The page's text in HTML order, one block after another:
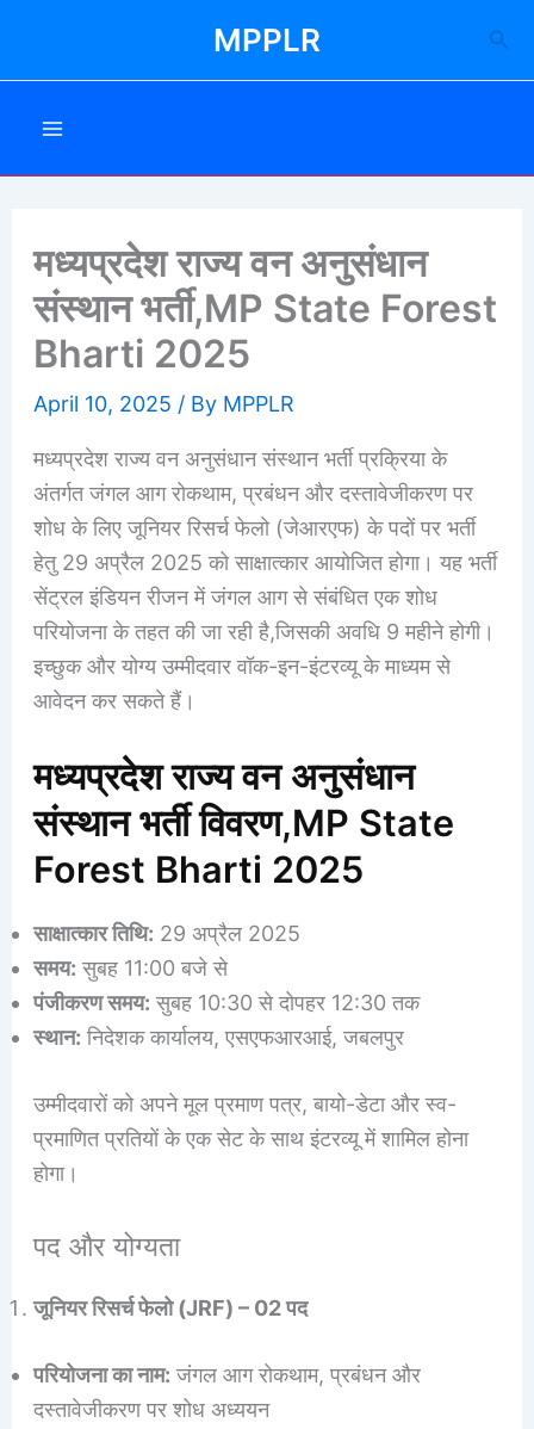
content
MPPLR
मध्यप्रदेश राज्य वन अनुसंधान
संस्थान भर्ती,MP State Forest
Bharti 2025
April 10, 2025 / By MPPLR
मध्यप्रदेश राज्य वन अनुसंधान संस्थान भर्ती प्रक्रिया के
अंतर्गत जंगल आग रोकथाम, प्रबंधन और दस्तावेजीकरण पर
शोध के लिए जूनियर रिसर्च फेलो (जेआरएफ) के पदों पर भर्ती
हेतु 29 अप्रैल 2025 को साक्षात्कार आयोजित होगा। यह भर्ती
सेंट्रल इंडियन रीजन में जंगल आग से संबंधित एक शोध
परियोजना के तहत की जा रही है,जिसकी अवधि 9 महीने होगी।
इच्छुक और योग्य उम्मीदवार वॉक-इन-इंटरव्यू के माध्यम से
आवेदन कर सकते हैं।
मध्यप्रदेश राज्य वन अनुसंधान
संस्थान भर्ती विवरण,MP State
Forest Bharti 2025
साक्षात्कार तिथि: 29 अप्रैल 2025
समय: सुबह 11:00 बजे से
पंजीकरण समय: सुबह 10:30 से दोपहर 12:30 तक
स्थान: निदेशक कार्यालय, एसएफआरआई, जबलपुर
उम्मीदवारों को अपने मूल प्रमाण पत्र, बायो-डेटा और स्व-
प्रमाणित प्रतियों के एक सेट के साथ इंटरव्यू में शामिल होना
होगा।
पद और योग्यता
जूनियर रिसर्च फेलो (JRF) – 02 पद
परियोजना का नाम: जंगल आग रोकथाम, प्रबंधन और
दस्तावेजीकरण पर शोध अध्ययन